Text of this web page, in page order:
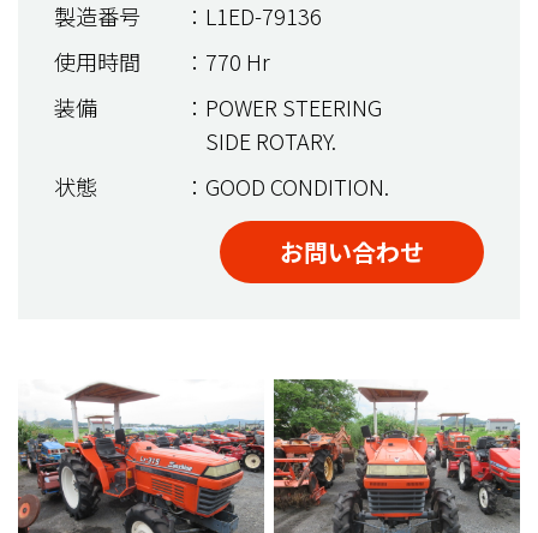
製造番号
：L1ED-79136
使用時間
：770 Hr
装備
：POWER STEERING
SIDE ROTARY.
状態
：GOOD CONDITION.
お問い合わせ